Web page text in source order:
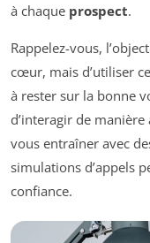
à chaque prospect.
Rappelez-vous,
cœur, mais d’utiliser
à rester sur la bonne
d’interagir de
vous entraîner avec
simulations d’appels
confiance.